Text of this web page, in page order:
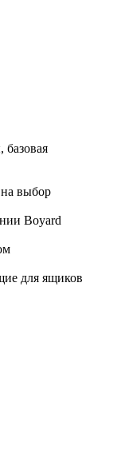
базовая
выбор
Boyard
для ящиков